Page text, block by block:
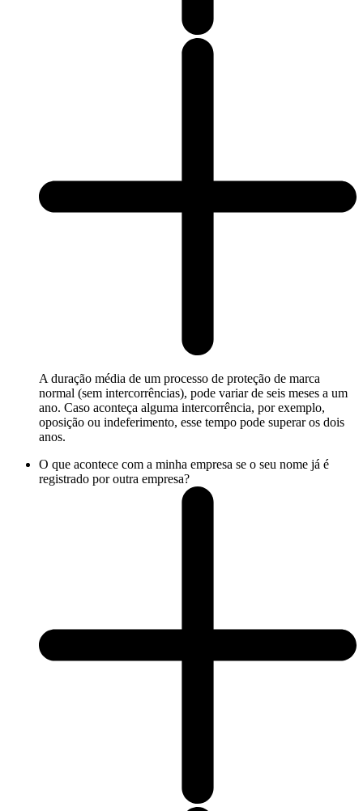
A duração média de um processo de proteção de marca
normal (sem intercorrências), pode variar de seis meses a um
ano. Caso aconteça alguma intercorrência, por exemplo,
oposição ou indeferimento, esse tempo pode superar os dois
anos.
O que acontece com a minha empresa se o seu nome já é
registrado por outra empresa?